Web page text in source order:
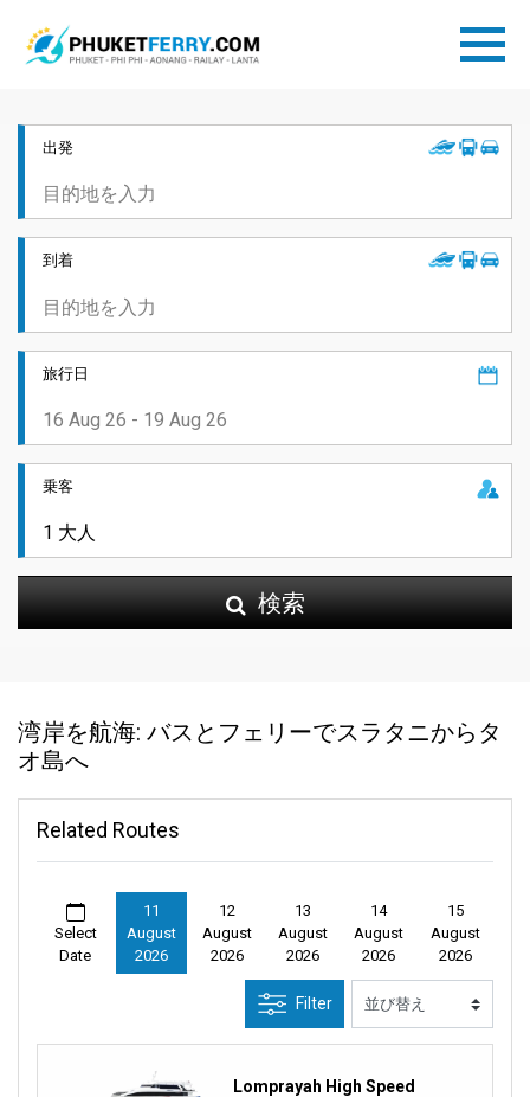
出発
到着
旅行日
乗客
検索
湾岸を航海: バスとフェリーでスラタニからタ
オ島へ
Related Routes
Select
Date
11
August
2026
12
August
2026
13
August
2026
14
August
2026
15
August
2026
Filter
Lomprayah High Speed